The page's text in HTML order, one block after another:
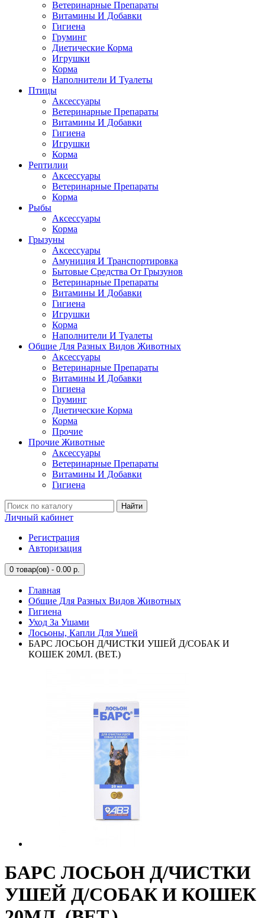
Ветеринарные Препараты
Витамины И Добавки
Гигиена
Груминг
Диетические Корма
Игрушки
Корма
Наполнители И Туалеты
Птицы
Аксессуары
Ветеринарные Препараты
Витамины И Добавки
Гигиена
Игрушки
Корма
Рептилии
Аксессуары
Ветеринарные Препараты
Корма
Рыбы
Аксессуары
Корма
Грызуны
Аксессуары
Амуниция И Транспортировка
Бытовые Средства От Грызунов
Ветеринарные Препараты
Витамины И Добавки
Гигиена
Игрушки
Корма
Наполнители И Туалеты
Общие Для Разных Видов Животных
Аксессуары
Ветеринарные Препараты
Витамины И Добавки
Гигиена
Груминг
Диетические Корма
Корма
Прочие
Прочие Животные
Аксессуары
Ветеринарные Препараты
Витамины И Добавки
Гигиена
Найти
Личный кабинет
Регистрация
Авторизация
0 товар(ов) - 0.00 р.
Главная
Общие Для Разных Видов Животных
Гигиена
Уход За Ушами
Лосьоны, Капли Для Ушей
БАРС ЛОСЬОН Д/ЧИСТКИ УШЕЙ Д/СОБАК И
КОШЕК 20МЛ. (ВЕТ.)
БАРС ЛОСЬОН Д/ЧИСТКИ
УШЕЙ Д/СОБАК И КОШЕК